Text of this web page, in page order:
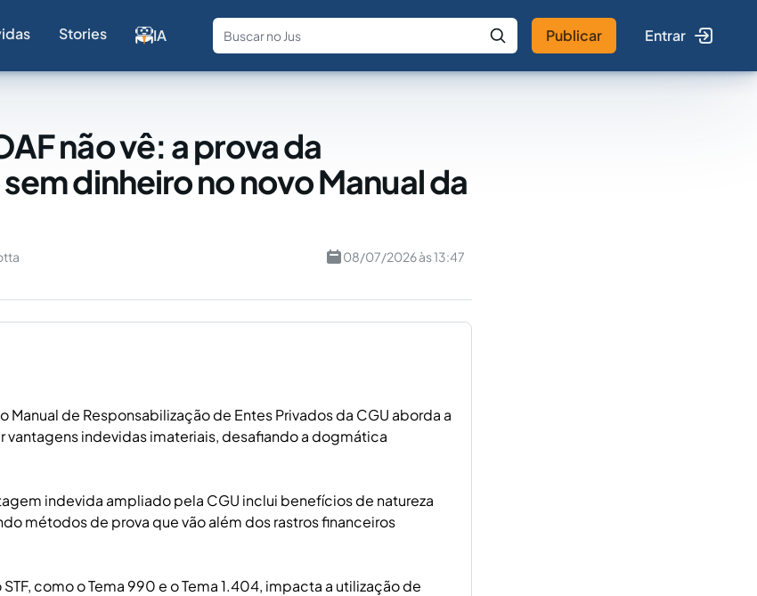
Stories IA
Fale com a IA Buscar no Jus
Publicar Entrar
não vê: a prova da
dinheiro no novo Manual da
08/07/2026 às 13:47
Manual de Responsabilização de Entes Privados da CGU aborda a
vantagens indevidas imateriais, desafiando a dogmática
indevida ampliado pela CGU inclui benefícios de natureza
métodos de prova que vão além dos rastros financeiros
como o Tema 990 e o Tema 1.404, impacta a utilização de